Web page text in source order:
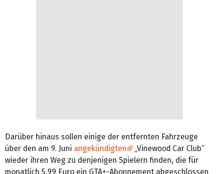
Darüber hinaus sollen einige der entfernten Fahrzeuge
über den am 9. Juni angekündigten
„Vinewood Car Club“
wieder ihren Weg zu denjenigen Spielern finden, die für
monatlich 5,99 Euro ein GTA+-Abonnement abgeschlossen